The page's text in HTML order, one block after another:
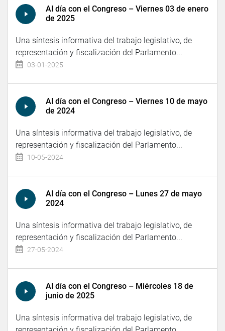
Al día con el Congreso – Viernes 03 de enero
de 2025
Una síntesis informativa del trabajo legislativo, de
representación y fiscalización del Parlamento...
03-01-2025
Al día con el Congreso – Viernes 10 de mayo
de 2024
Una síntesis informativa del trabajo legislativo, de
representación y fiscalización del Parlamento...
10-05-2024
Al día con el Congreso – Lunes 27 de mayo
2024
Una síntesis informativa del trabajo legislativo, de
representación y fiscalización del Parlamento...
27-05-2024
Al día con el Congreso – Miércoles 18 de
junio de 2025
Una síntesis informativa del trabajo legislativo, de